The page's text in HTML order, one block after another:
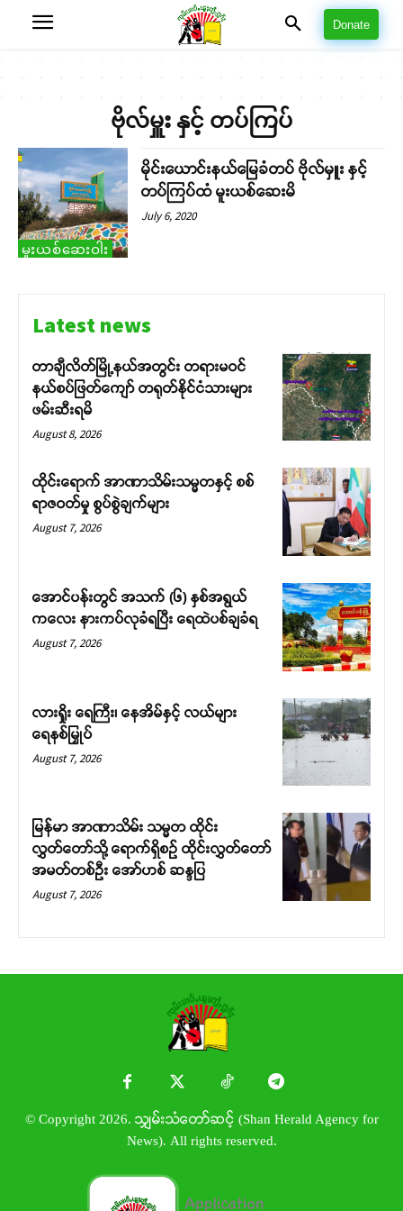
Donate
ဗိုလ်မှူး နှင့် တပ်ကြပ်
မူးယစ်ဆေးဝါး
မိုင်းယောင်းနယ်မြေခံတပ် ဗိုလ်မှူး နှင့်
တပ်ကြပ်ထံ မူးယစ်ဆေးမိ
July 6, 2020
Latest news
တာချီလိတ်မြို့နယ်အတွင်း တရားမဝင်
နယ်စပ်ဖြတ်ကျော် တရုတ်နိုင်ငံသားများ
ဖမ်းဆီးရမိ
August 8, 2026
ထိုင်းရောက် အာဏာသိမ်းသမ္မတနှင့် စစ်
ရာဇဝတ်မှု စွပ်စွဲချက်များ
August 7, 2026
အောင်ပန်းတွင် အသက် (၆) နှစ်အရွယ်
ကလေး နားကပ်လုခံရပြီး ရေထဲပစ်ချခံရ
August 7, 2026
လားရှိုး ရေကြီး၊ နေအိမ်နှင့် လယ်များ
ရေနစ်မြှုပ်
August 7, 2026
မြန်မာ အာဏာသိမ်း သမ္မတ ထိုင်း
လွှတ်တော်သို့ ရောက်ရှိစဉ် ထိုင်းလွှတ်တော်
အမတ်တစ်ဦး အော်ဟစ် ဆန္ဒပြ
August 7, 2026
© Copyright 2026. သျှမ်းသံတော်ဆင့် (Shan Herald Agency for
News). All rights reserved.